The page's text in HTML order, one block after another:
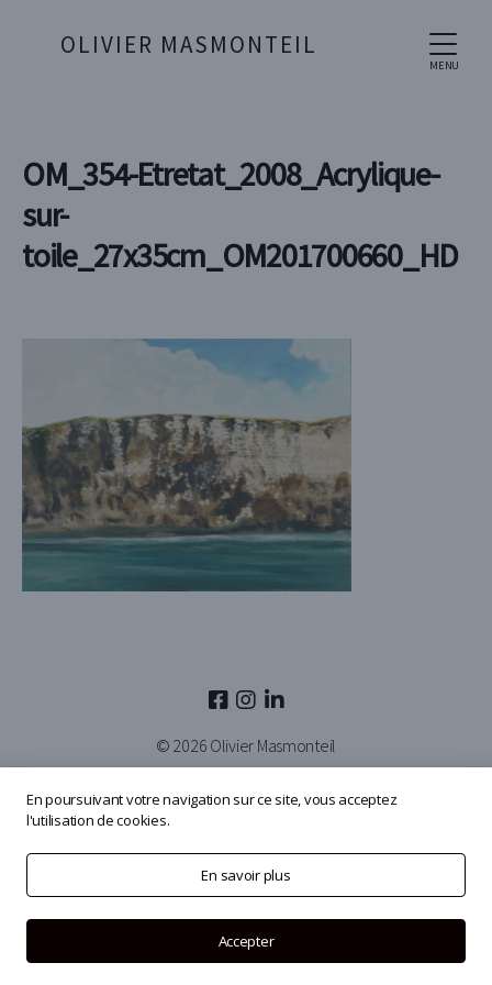
MENU
OLIVIER MASMONTEIL
OM_354-Etretat_2008_Acrylique-
sur-
toile_27x35cm_OM201700660_HD
© 2026 Olivier Masmonteil
En poursuivant votre navigation sur ce site, vous acceptez
l'utilisation de cookies.
En savoir plus
Accepter